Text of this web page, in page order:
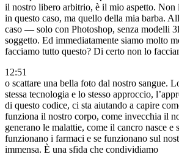
il nostro libero arbitrio, è il mio aspetto.
in questo caso, ma quello della mia barba.
caso — solo con Photoshop, senza modelli
soggetto. Ed immediatamente siamo molto
facciamo tutto questo? Di certo non lo
12:51
o scattare una bella foto dal nostro sangue.
stessa tecnologia e lo stesso approccio,
di questo codice, ci sta aiutando a capire
funziona il nostro corpo, come invecchia il
generano le malattie, come il cancro nasce e
funzionano i farmaci e se funzionano sul
immensa. È una sfida che condividiamo